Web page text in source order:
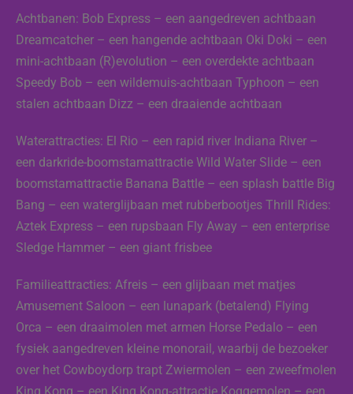
Achtbanen: Bob Express – een aangedreven achtbaan
Dreamcatcher – een hangende achtbaan Oki Doki – een
mini-achtbaan (R)evolution – een overdekte achtbaan
Speedy Bob – een wildemuis-achtbaan Typhoon – een
stalen achtbaan Dizz – een draaiende achtbaan
Waterattracties: El Rio – een rapid river Indiana River –
een darkride-boomstamattractie Wild Water Slide – een
boomstamattractie Banana Battle – een splash battle Big
Bang – een waterglijbaan met rubberbootjes Thrill Rides:
Aztek Express – een rupsbaan Fly Away – een enterprise
Sledge Hammer – een giant frisbee
Familieattracties: Afreis – een glijbaan met matjes
Amusement Saloon – een lunapark (betalend) Flying
Orca – een draaimolen met armen Horse Pedalo – een
fysiek aangedreven kleine monorail, waarbij de bezoeker
over het Cowboydorp trapt Zwiermolen – een zweefmolen